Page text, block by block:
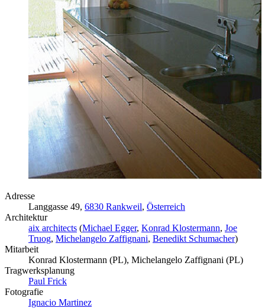
Adresse
Langgasse 49, 6830 Rankweil, Österreich
Architektur
aix architects (Michael Egger, Konrad Klostermann, Joe
Truog, Michelangelo Zaffignani, Benedikt Schumacher)
Mitarbeit
Konrad Klostermann (PL), Michelangelo Zaffignani (PL)
Tragwerksplanung
Paul Frick
Fotografie
Ignacio Martinez